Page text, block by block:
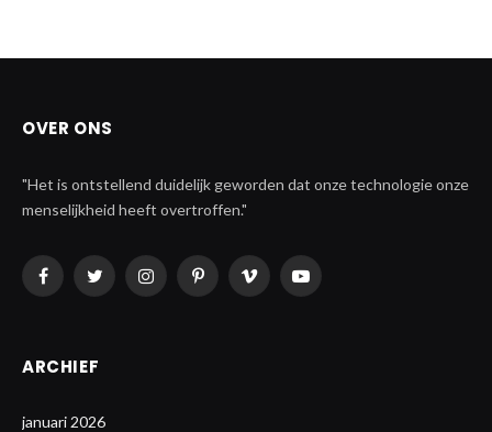
OVER ONS
"Het is ontstellend duidelijk geworden dat onze technologie onze
menselijkheid heeft overtroffen."
FacebookTwitterInstagramPinterestVimeo YouTube
ARCHIEF
januari 2026